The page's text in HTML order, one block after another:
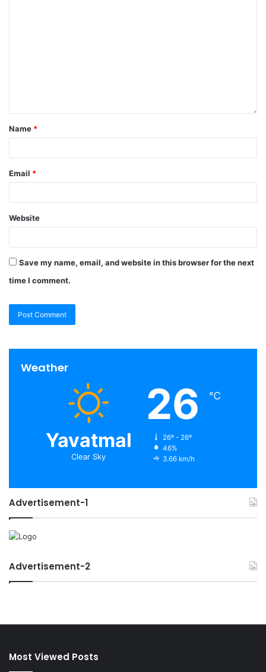
Name *
Email *
Website
Save my name, email, and website in this browser for the next
time I comment.
Weather
Yavatmal
Clear Sky
26 ℃
26º - 26º
46%
3.66 km/h
Advertisement-1
Advertisement-2
Most Viewed Posts